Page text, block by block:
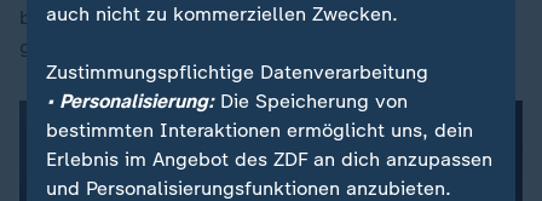
bewies mit der Hereinnahme von Chaibi ein
glückliches Händchen.
auch nicht zu kommerziellen Zwecken.
Zustimmungspflichtige Datenverarbeitung
• Personalisierung:Die Speicherung von
bestimmten Interaktionen ermöglicht uns, dein
Erlebnis im Angebot des ZDF an dich anzupassen
und Personalisierungsfunktionen anzubieten.